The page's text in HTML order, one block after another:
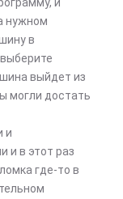
нужном
в
выйдет из
могли достать
и
и в этот раз
где-то в